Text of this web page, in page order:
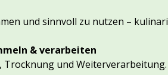
und sinnvoll zu nutzen –
& verarbeiten
Trocknung und Weiterverarbeitung.